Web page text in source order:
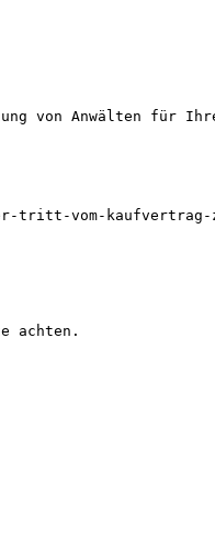
von Anwälten für
vom-kaufvertrag-
achten.